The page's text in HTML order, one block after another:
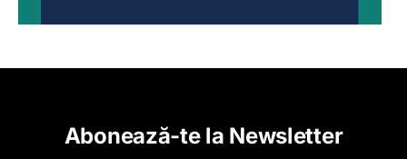
Abonează-te la Newsletter